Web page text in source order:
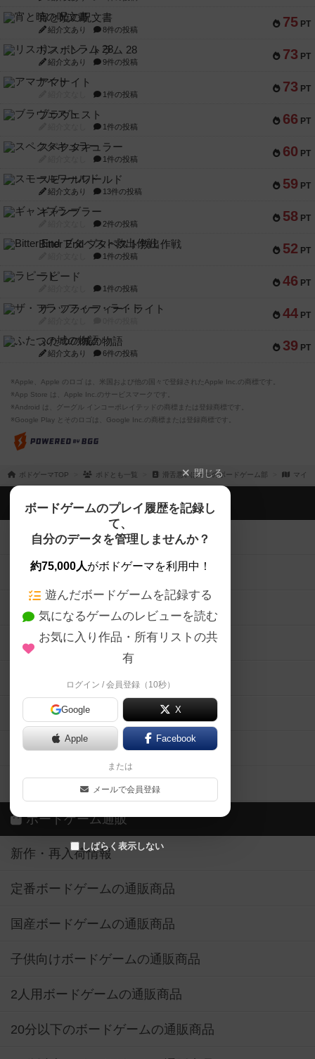
75 PT
宵と暁の呪文書
紹介文あり 8件の投稿
73 PT
リスボン・トラム 28
紹介文あり 9件の投稿
73 PT
アマナイト
1件の投稿
66 PT
ブラヴェスト
1件の投稿
60 PT
スペクタキュラー
1件の投稿
59 PT
スモールワールド
紹介文あり 13件の投稿
58 PT
ギャンブラー
2件の投稿
52 PT
Bitter End ブタペスト救出作戦
1件の投稿
46 PT
ラピード
1件の投稿
44 PT
ザ・フラッフィー・ライト
39 PT
ふたつの城の物語
紹介文あり 6件の投稿
※Apple、Apple のロゴ は、米国および他の国々で登録されたApple Inc.の商標です。
※App Store は、Apple Inc.のサービスマークです。
※Android は、グーグル インコーポレイテッドの商標または登録商標です。
※Google Play とそのロゴは、Google Inc.の商標または登録商標です。
ボドゲーマTOP ボドとも一覧 滑舌悪いぼっちのボードゲーム部 マイ
閉じる
ボードゲームのプレイ履歴を記録し
て、
自分のデータを管理しませんか？
約75,000人がボドゲーマを利用中！
遊んだボードゲームを記録する
気になるゲームのレビューを読む
お気に入り作品・所有リストの共
有
ログイン / 会員登録（10秒）
Google X
Apple Facebook
または
メールで会員登録
しばらく表示しない
ボドゲーマTOP
ボードゲームを検索する
ボードゲームの新着レビュー
ボードゲーム会情報
メカニクス特集
掲示板・トピックス
ボドとも・会員一覧
ボードゲーム業界コラム
ボドゲーマご利用案内
ボードゲーム通販
新作・再入荷情報
定番ボードゲームの通販商品
国産ボードゲームの通販商品
子供向けボードゲームの通販商品
2人用ボードゲームの通販商品
20分以下のボードゲームの通販商品